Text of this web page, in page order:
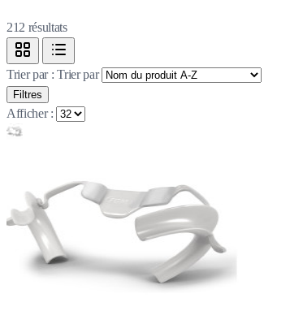
212 résultats
Trier par :Trier par
Filtres
Afficher :